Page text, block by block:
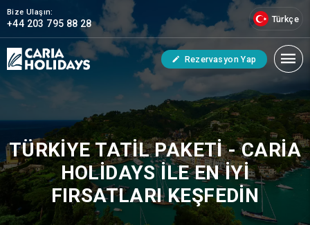
Bize Ulaşın:
+44 203 795 88 28 Türkçe
Rezervasyon Yap
TÜRKIYE TATIL PAKETI - CARIA
HOLIDAYS ILE EN İYI
FIRSATLARI KEŞFEDIN